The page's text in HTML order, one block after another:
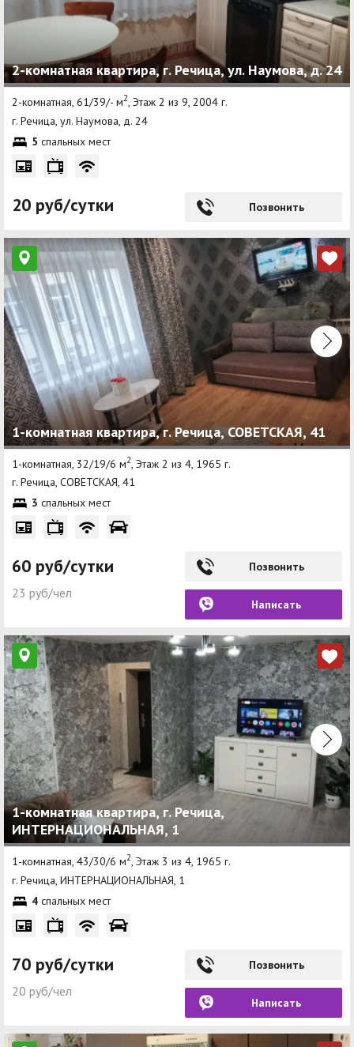
2-комнатная квартира, г. Речица, ул. Наумова, д. 24
2-комнатная, 61/39/- м2, Этаж 2 из 9, 2004 г.
г. Речица, ул. Наумова, д. 24
5 спальных мест
20 руб/сутки Позвонить
1-комнатная квартира, г. Речица, СОВЕТСКАЯ, 41
1-комнатная, 32/19/6 м2 , Этаж 2 из 4, 1965 г.
г. Речица, СОВЕТСКАЯ, 41
3 спальных мест
60 руб/сутки
23 руб/чел
Позвонить
Написать
1-комнатная квартира, г. Речица,
ИНТЕРНАЦИОНАЛЬНАЯ, 1
1-комнатная, 43/30/6 м2 , Этаж 3 из 4, 1965 г.
г. Речица, ИНТЕРНАЦИОНАЛЬНАЯ, 1
4 спальных мест
70 руб/сутки
20 руб/чел
Позвонить
Написать